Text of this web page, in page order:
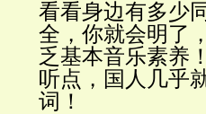
看看身边有多少
全，你就会明了
乏基本音乐素养
听点，国人几乎
词！